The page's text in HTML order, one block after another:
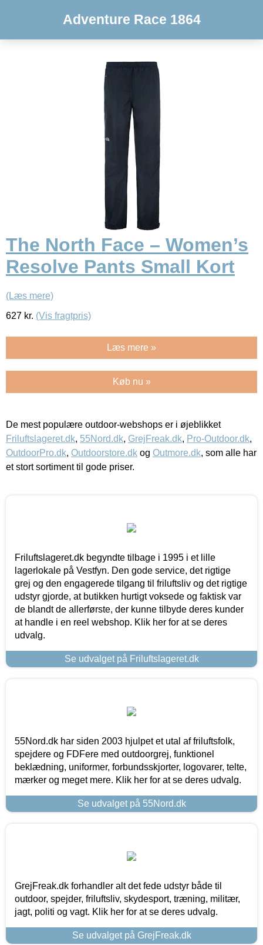
Adventure Race 1864
The North Face – Women’s
Resolve Pants Small Kort
(Læs mere)
627 kr. (Vis fragtpris)
Læs mere »
Køb nu »
De mest populære outdoor-webshops er i øjeblikket
Friluftslageret.dk, 55Nord.dk, GrejFreak.dk, Pro-Outdoor.dk,
OutdoorPro.dk, Outdoorstore.dk og Outmore.dk, som alle har
et stort sortiment til gode priser.
Friluftslageret.dk begyndte tilbage i 1995 i et lille
lagerlokale på Vestfyn. Den gode service, det rigtige
grej og den engagerede tilgang til friluftsliv og det rigtige
udstyr gjorde, at butikken hurtigt voksede og faktisk var
de blandt de allerførste, der kunne tilbyde deres kunder
at handle i en reel webshop. Klik her for at se deres
udvalg.
Se udvalget på Friluftslageret.dk
55Nord.dk har siden 2003 hjulpet et utal af friluftsfolk,
spejdere og FDFere med outdoorgrej, funktionel
beklædning, uniformer, forbundsskjorter, logovarer, telte,
mærker og meget mere. Klik her for at se deres udvalg.
Se udvalget på 55Nord.dk
GrejFreak.dk forhandler alt det fede udstyr både til
outdoor, spejder, friluftsliv, skydesport, træning, militær,
jagt, politi og vagt. Klik her for at se deres udvalg.
Se udvalget på GrejFreak.dk